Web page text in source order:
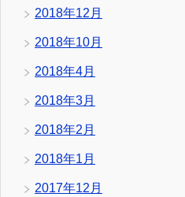
2018年12月
2018年10月
2018年4月
2018年3月
2018年2月
2018年1月
2017年12月